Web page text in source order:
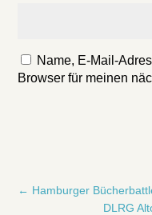
Name, E-Mail-
Browser für meinen
← Hamburger
DLRG